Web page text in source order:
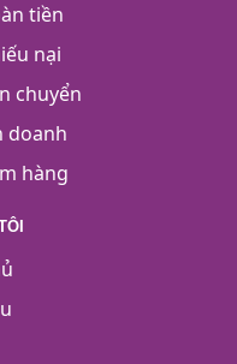
tiền
nại
chuyển
doanh
hàng